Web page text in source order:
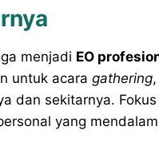
menjadi EO
untuk acara gathering,
dan sekitarnya.
yang